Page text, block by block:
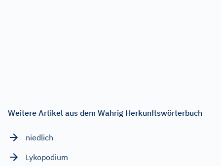
Weitere Artikel aus dem Wahrig Herkunftswörterbuch
niedlich
Lykopodium